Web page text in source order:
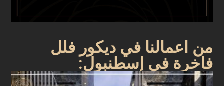
من اعمالنا في ديكور فلل
فاخرة في إسطنبول: